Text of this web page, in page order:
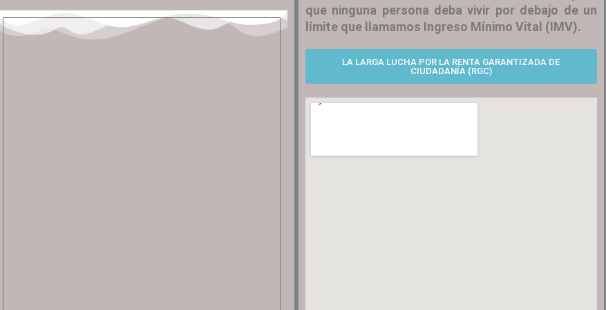
que ninguna persona deba vivir por debajo de un
límite que llamamos Ingreso Mínimo Vital (IMV).
LA LARGA LUCHA POR LA RENTA GARANTIZADA DE
CIUDADANÍA (RGC)